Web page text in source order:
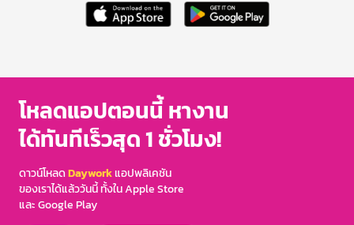
โหลดแอปตอนนี้ หางาน
ได้ทันทีเร็วสุด 1 ชั่วโมง!
ดาวน์โหลดDayworkแอปพลิเคชัน
ของเราได้แล้ววันนี้ ทั้งใน Apple Store
และ Google Play